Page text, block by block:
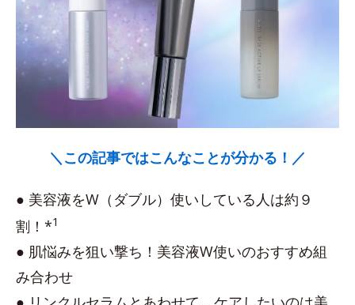
＼この記事ではこんなことが分かる！／
● 美容液をW（ダブル）使いしている人は約９
割！*1
● 肌悩みを狙い撃ち！美容液W使いのおすすめ組
み合わせ